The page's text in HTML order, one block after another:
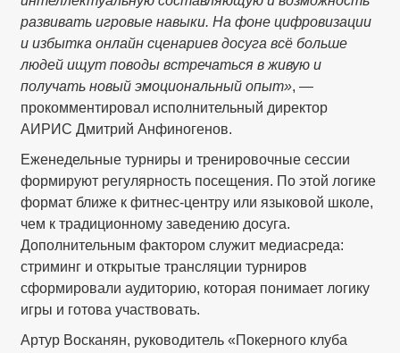
развивать игровые навыки. На фоне цифровизации
и избытка онлайн сценариев досуга всё больше
людей ищут поводы встречаться в живую и
получать новый эмоциональный опыт», —
прокомментировал исполнительный директор
АИРИС Дмитрий Анфиногенов.
Еженедельные турниры и тренировочные сессии
формируют регулярность посещения. По этой логике
формат ближе к фитнес-центру или языковой школе,
чем к традиционному заведению досуга.
Дополнительным фактором служит медиасреда:
стриминг и открытые трансляции турниров
сформировали аудиторию, которая понимает логику
игры и готова участвовать.
Артур Восканян, руководитель «Покерного клуба